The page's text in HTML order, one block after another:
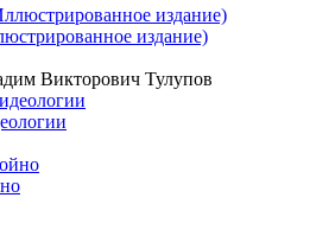
издание)
Викторович Тулупов